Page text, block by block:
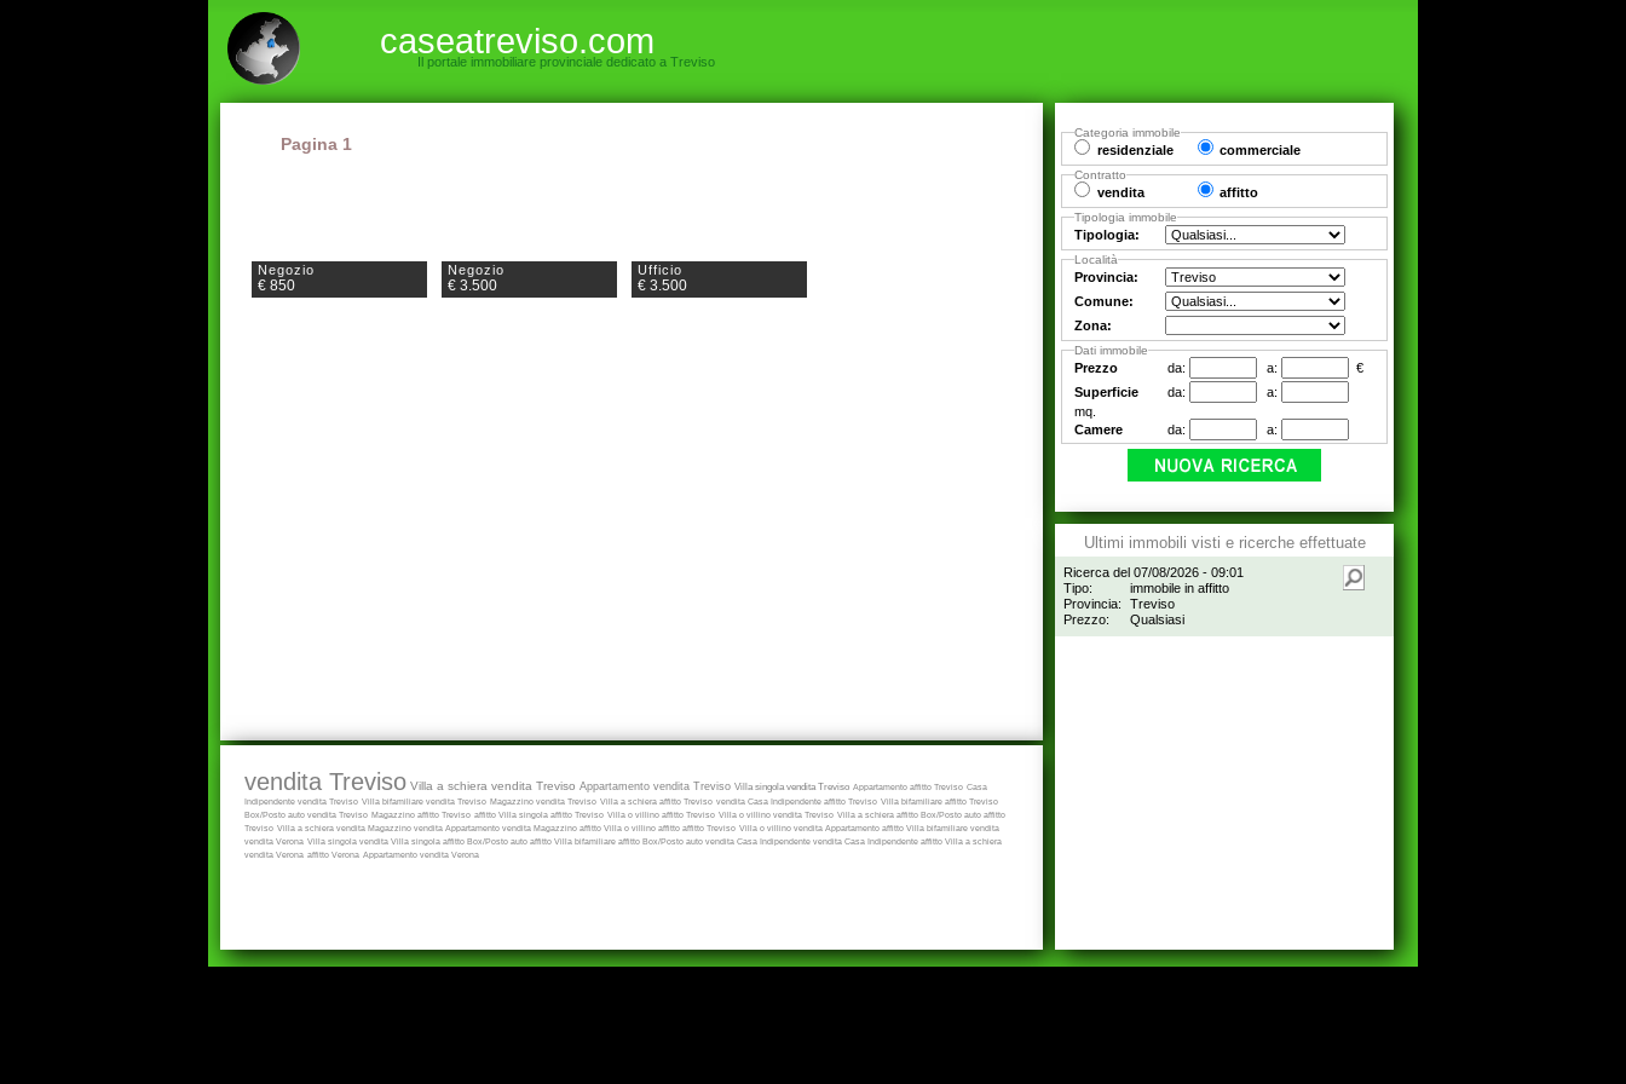
caseatreviso.com
Il portale immobiliare provinciale dedicato a Treviso
Pagina 1
Negozio
€ 850
Negozio
€ 3.500
Ufficio
€ 3.500
vendita Treviso Villa a schiera vendita Treviso Appartamento vendita Treviso Villa singola vendita Treviso Appartamento affitto Treviso Casa
Indipendente vendita Treviso Villa bifamiliare vendita Treviso Magazzino vendita Treviso Villa a schiera affitto Treviso vendita Casa Indipendente affitto Treviso Villa bifamiliare affitto Treviso
Box/Posto auto vendita Treviso Magazzino affitto Treviso affitto Villa singola affitto Treviso Villa o villino affitto Treviso Villa o villino vendita Treviso Villa a schiera affitto Box/Posto auto affitto
Treviso Villa a schiera vendita Magazzino vendita Appartamento vendita Magazzino affitto Villa o villino affitto affitto Treviso Villa o villino vendita Appartamento affitto Villa bifamiliare vendita
vendita Verona Villa singola vendita Villa singola affitto Box/Posto auto affitto Villa bifamiliare affitto Box/Posto auto vendita Casa Indipendente vendita Casa Indipendente affitto Villa a schiera
vendita Verona affitto Verona Appartamento vendita Verona
Categoria immobile
residenziale commerciale
Contratto
vendita affitto
Tipologia immobile
Tipologia:
Località
Provincia:
Comune:
Zona:
Dati immobile
Prezzo da: a:
€
Superficie
da:
a:
mq.
Camere
da: a:
Ultimi immobili visti e ricerche effettuate
Ricerca del 07/08/2026 - 09:01
Tipo:
immobile in affitto
Provincia:
Treviso
Prezzo:
Qualsiasi